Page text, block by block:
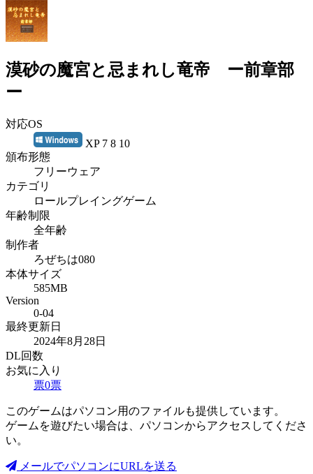
漠砂の魔宮と忌まれし竜帝 ー前章部
ー
対応OS
XP 7 8 10
頒布形態
フリーウェア
カテゴリ
ロールプレイングゲーム
年齢制限
全年齢
制作者
ろぜちは080
本体サイズ
585MB
Version
0-04
最終更新日
2024年8月28日
DL回数
お気に入り
票0票
このゲームはパソコン用のファイルも提供しています。
ゲームを遊びたい場合は、パソコンからアクセスしてくださ
い。
メールでパソコンにURLを送る